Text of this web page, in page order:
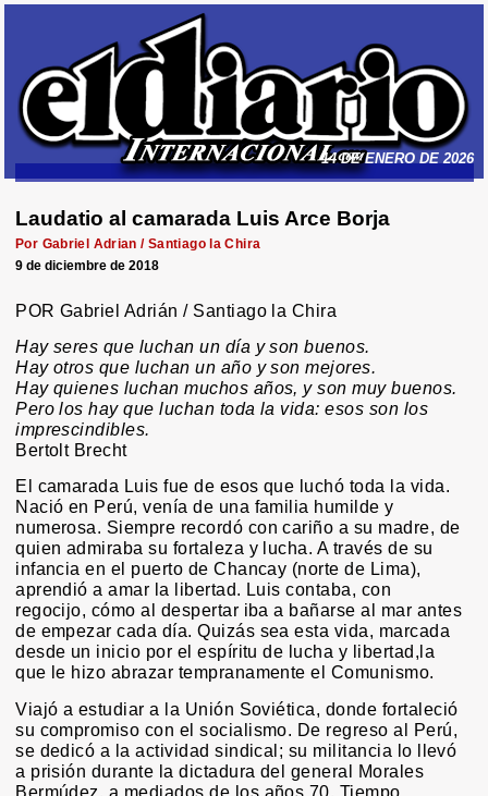
14 DE ENERO DE 2026
Laudatio al camarada Luis Arce Borja
Por Gabriel Adrian / Santiago la Chira
9 de diciembre de 2018
POR Gabriel Adrián / Santiago la Chira
Hay seres que luchan un día y son buenos.
Hay otros que luchan un año y son mejores.
Hay quienes luchan muchos años, y son muy buenos.
Pero los hay que luchan toda la vida: esos son los
imprescindibles.
Bertolt Brecht
El camarada Luis fue de esos que luchó toda la vida.
Nació en Perú, venía de una familia humilde y
numerosa. Siempre recordó con cariño a su madre, de
quien admiraba su fortaleza y lucha. A través de su
infancia en el puerto de Chancay (norte de Lima),
aprendió a amar la libertad. Luis contaba, con
regocijo, cómo al despertar iba a bañarse al mar antes
de empezar cada día. Quizás sea esta vida, marcada
desde un inicio por el espíritu de lucha y libertad,la
que le hizo abrazar tempranamente el Comunismo.
Viajó a estudiar a la Unión Soviética, donde fortaleció
su compromiso con el socialismo. De regreso al Perú,
se dedicó a la actividad sindical; su militancia lo llevó
a prisión durante la dictadura del general Morales
Bermúdez, a mediados de los años 70. Tiempo